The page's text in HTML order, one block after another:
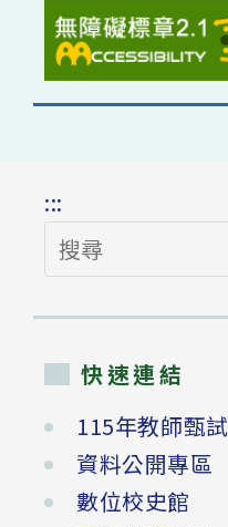
:::
搜
尋
快速連結
115年教師甄試
資料公開專區
數位校史館